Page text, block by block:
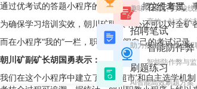
在线考试
高效一站式考
智能防作弊
智能防作弊与
趣味、党史、学校线
招聘笔试
助力搭建企业线上招
刷题练习
AI智能高效刷题方案
通过优考试的答题小程序的学习模块，把文件宣贯、
为确保学习培训实效，朝川矿职教中心还可以对全
而在小程序“我的”一栏，职工可查阅自己的考试记录
朝川矿副矿长胡国勇表示 ：
我们在这个小程序中建立了‘课程超市’和自主选学